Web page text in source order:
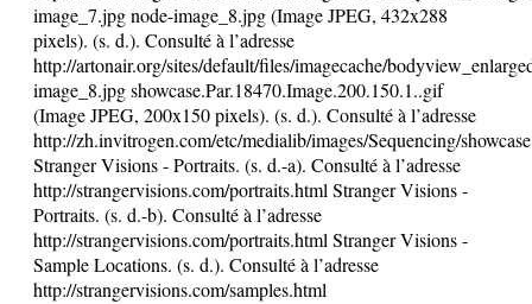
image_7.jpg node-image_8.jpg (Image JPEG, 432x288
pixels). (s. d.). Consulté à l’adresse
http://artonair.org/sites/default/files/imagecache/
image_8.jpg showcase.Par.18470.Image.200.150.1..gif
(Image JPEG, 200x150 pixels). (s. d.). Consulté à l’adresse
http://zh.invitrogen.com/etc/medialib/images/Sequencing/
Stranger Visions - Portraits. (s. d.-a). Consulté à l’adresse
http://strangervisions.com/portraits.html Stranger Visions -
Portraits. (s. d.-b). Consulté à l’adresse
http://strangervisions.com/portraits.html Stranger Visions -
Sample Locations. (s. d.). Consulté à l’adresse
http://strangervisions.com/samples.html